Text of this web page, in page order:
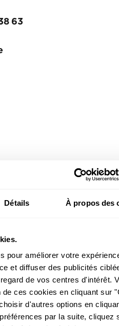
Détails À propos des
pour améliorer votre
et diffuser des publicités
de vos centres d'intérêt.
ces cookies en cliquant sur
d'autres options en
par la suite, cliquez
63
peut-